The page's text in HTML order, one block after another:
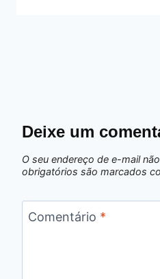
Deixe um
O seu endereço de e-mail
obrigatórios são marcados
Comentário *